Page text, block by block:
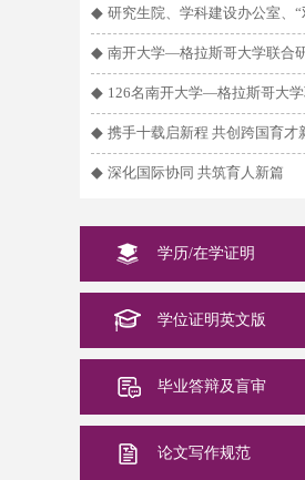
◆ 研究生院、学科建设办公室、“
◆ 南开大学—格拉斯哥大学联合
◆ 126名南开大学—格拉斯哥大学
◆ 携手十载启新程 共创跨国育才
◆ 深化国际协同 共筑育人新篇
学历/在学证明
学位证明英文版
毕业答辩及盲审
论文写作规范